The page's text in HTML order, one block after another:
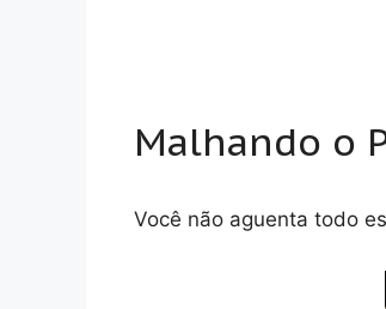
Malhando o
Você não aguenta todo